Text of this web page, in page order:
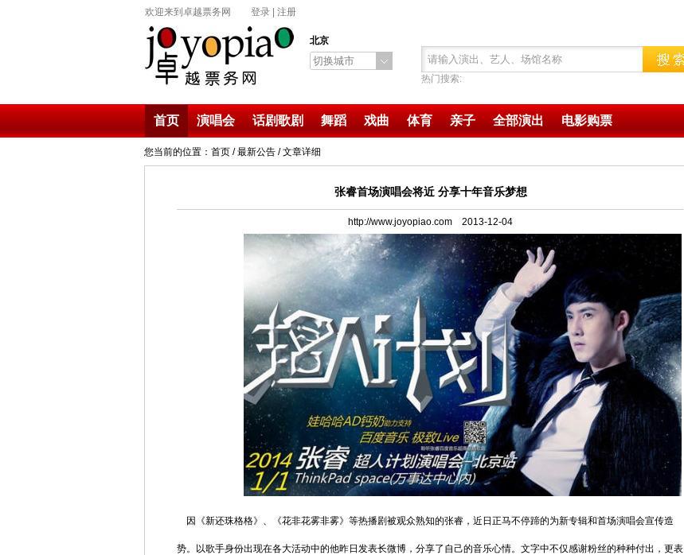
欢迎来到卓越票务网 登录 注册
北京
切换城市
热门搜索:
首页 演唱会 话剧歌剧 舞蹈 戏曲 体育 亲子 全部演出 电影购票
您当前的位置：首页 /最新公告 / 文章详细
张睿首场演唱会将近 分享十年音乐梦想
http://www.joyopiao.com 2013-12-04
因《新还珠格格》、《花非花雾非雾》等热播剧被观众熟知的张睿，近日正马不停蹄的为新专辑和首场演唱会宣传造
势。以歌手身份出现在各大活动中的他昨日发表长微博，分享了自己的音乐心情。文字中不仅感谢粉丝的种种付出，更表